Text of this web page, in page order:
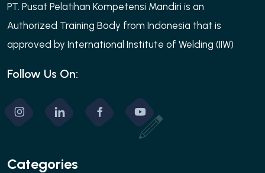
PT. Pusat Pelatihan Kompetensi Mandiri is an
Authorized Training Body from Indonesia that is
approved by International Institute of Welding (IIW)
Follow Us On:
Categories